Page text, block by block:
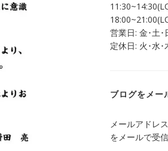
営業日: 金･土･
定休日: 火･水･
ブログをメー
メールアドレ
をメールで受